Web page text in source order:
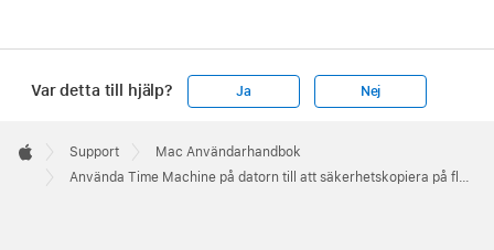
Var detta till hjälp? Ja Nej
Footer

Apple
Support
Mac Användarhandbok
Använda Time Machine på datorn till att säkerhetskopiera på flera hårddiskar